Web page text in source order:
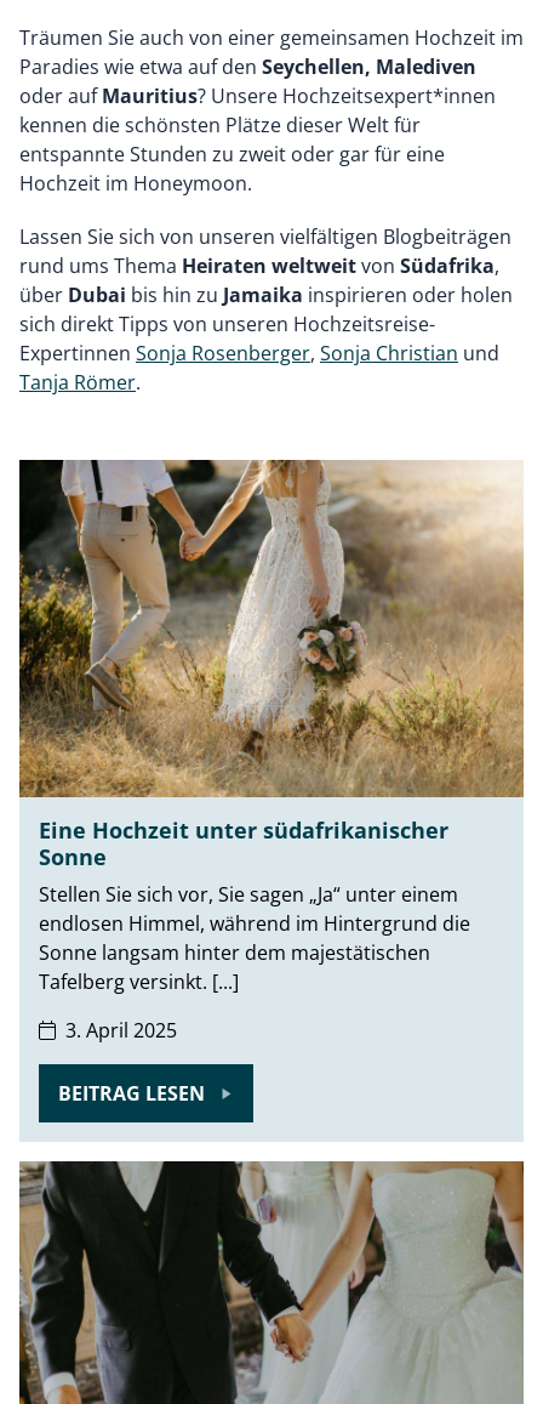
Träumen Sie auch von einer gemeinsamen Hochzeit im
Paradies wie etwa auf den Seychellen, Malediven
oder aufMauritius? Unsere Hochzeitsexpert*innen
kennen die schönsten Plätze dieser Welt für
entspannte Stunden zu zweit oder gar für eine
Hochzeit im Honeymoon.
Lassen Sie sich von unseren vielfältigen Blogbeiträgen
rund ums Thema Heiraten weltweitvon Südafrika,
über Dubai bis hin zu Jamaika inspirieren oder holen
sich direkt Tipps von unseren Hochzeitsreise-
Expertinnen Sonja Rosenberger, Sonja Christian und
Tanja Römer.
Eine Hochzeit unter südafrikanischer
Sonne
Stellen Sie sich vor, Sie sagen „Ja“ unter einem
endlosen Himmel, während im Hintergrund die
Sonne langsam hinter dem majestätischen
Tafelberg versinkt. [...]
3. April 2025
BEITRAG LESEN